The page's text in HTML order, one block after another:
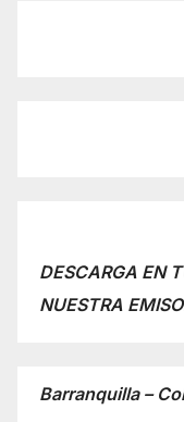
DESCARGA EN
NUESTRA
Barranquilla –